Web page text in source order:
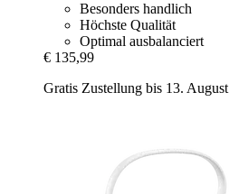
Besonders handlich
Höchste Qualität
Optimal ausbalanciert
€ 135,99
Gratis Zustellung bis 13. August